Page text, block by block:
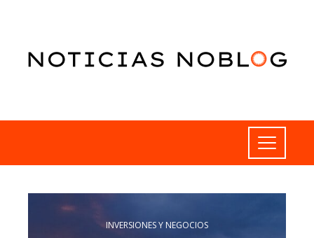
INVERSIONES Y NEGOCIOS